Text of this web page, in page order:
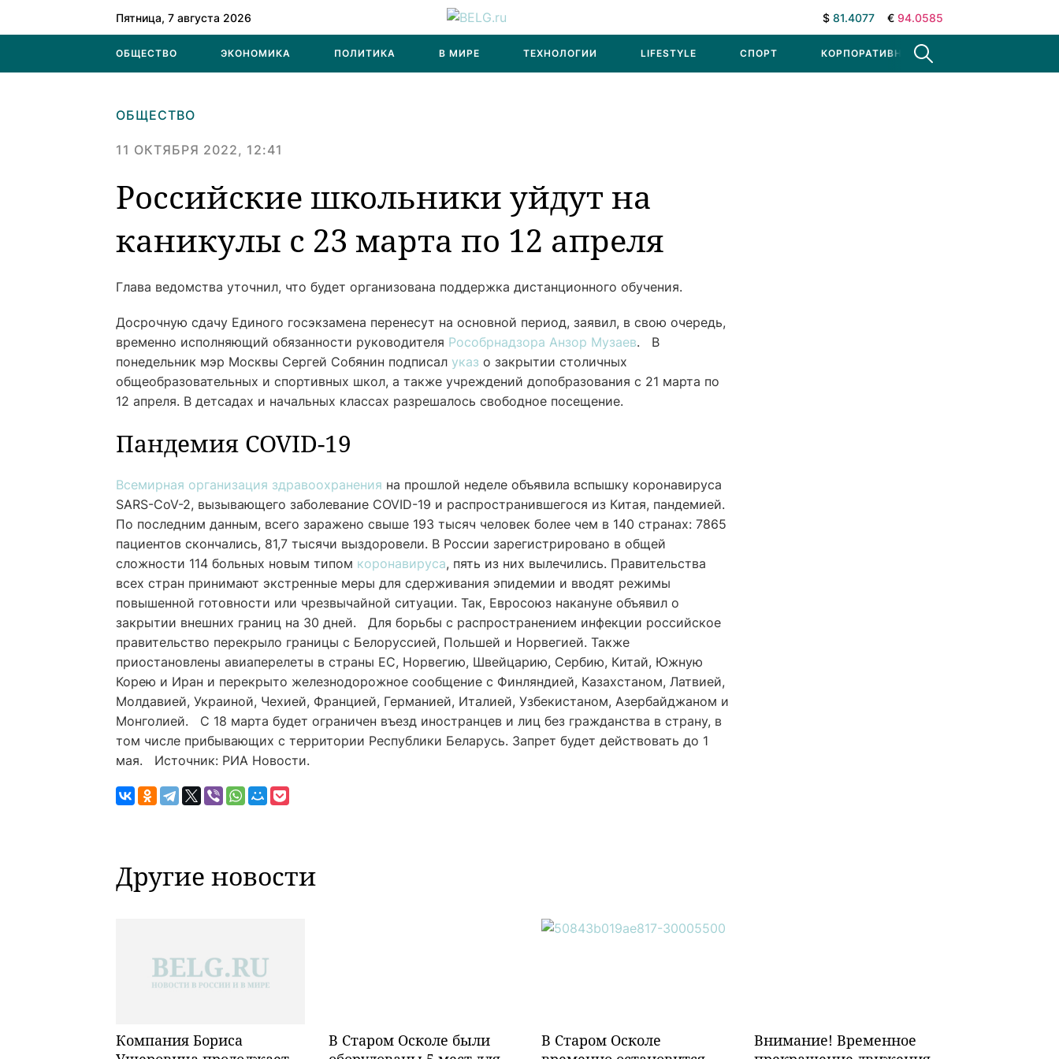
Пятница, 7 августа 2026 $ 81.4077 € 94.0585
ОБЩЕСТВО ЭКОНОМИКА ПОЛИТИКА В МИРЕ ТЕХНОЛОГИИ LIFESTYLE СПОРТ КОРПОРАТИВНЫЕ НОВОСТИ
ОБЩЕСТВО
11 ОКТЯБРЯ 2022, 12:41
Российские школьники уйдут на
каникулы с 23 марта по 12 апреля
Глава ведомства уточнил, что будет организована поддержка дистанционного обучения.
Досрочную сдачу Единого госэкзамена перенесут на основной период, заявил, в свою очередь,
временно исполняющий обязанности руководителя Рособрнадзора Анзор Музаев. В
понедельник мэр Москвы Сергей Собянин подписал указ о закрытии столичных
общеобразовательных и спортивных школ, а также учреждений допобразования с 21 марта по
12 апреля. В детсадах и начальных классах разрешалось свободное посещение.
Пандемия COVID-19
Всемирная организация здравоохранения на прошлой неделе объявила вспышку коронавируса
SARS-CoV-2, вызывающего заболевание COVID-19 и распространившегося из Китая, пандемией.
По последним данным, всего заражено свыше 193 тысяч человек более чем в 140 странах: 7865
пациентов скончались, 81,7 тысячи выздоровели. В России зарегистрировано в общей
сложности 114 больных новым типом коронавируса, пять из них вылечились. Правительства
всех стран принимают экстренные меры для сдерживания эпидемии и вводят режимы
повышенной готовности или чрезвычайной ситуации. Так, Евросоюз накануне объявил о
закрытии внешних границ на 30 дней. Для борьбы с распространением инфекции российское
правительство перекрыло границы с Белоруссией, Польшей и Норвегией. Также
приостановлены авиаперелеты в страны ЕС, Норвегию, Швейцарию, Сербию, Китай, Южную
Корею и Иран и перекрыто железнодорожное сообщение с Финляндией, Казахстаном, Латвией,
Молдавией, Украиной, Чехией, Францией, Германией, Италией, Узбекистаном, Азербайджаном и
Монголией. С 18 марта будет ограничен въезд иностранцев и лиц без гражданства в страну, в
том числе прибывающих с территории Республики Беларусь. Запрет будет действовать до 1
мая. Источник: РИА Новости.
Другие новости
Компания Бориса
В Старом Осколе были
В Старом Осколе
Внимание! Временное